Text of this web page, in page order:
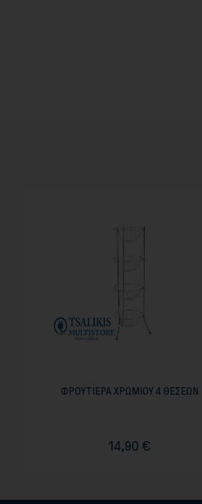
ΦΡΟΥΤΙΕΡΑ ΧΡΩΜΙΟΥ 4 ΘΕΣΕΩΝ
14,90 €